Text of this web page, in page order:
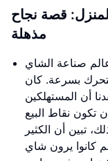
قصة نجاح
مذهلة
صناعة الشاي
بسرعة. كان
أن المستهلكين
تكون نقاط البيع
تبين أن الكثير
كانوا يرون شاي